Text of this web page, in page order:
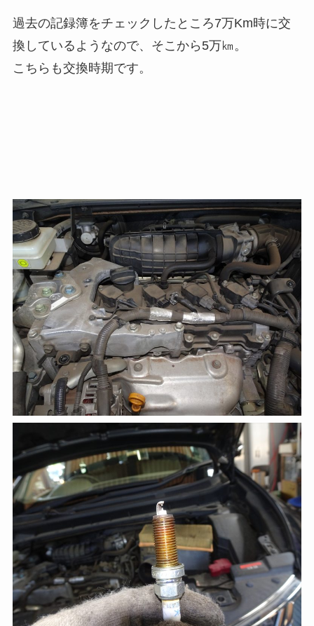
過去の記録簿をチェックしたところ7万Km時に交
換しているようなので、そこから5万㎞。
こちらも交換時期です。